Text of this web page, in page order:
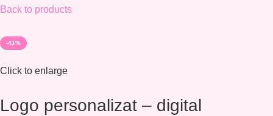
Back to products
-41%
Click to enlarge
Logo personalizat – digital